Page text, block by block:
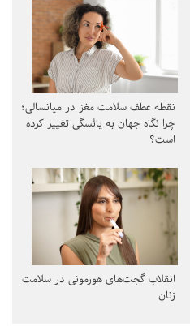
نقطه عطف سلامت مغز در میانسالی؛
چرا نگاه جهان به یائسگی تغییر کرده
است؟
انقلاب گجت‌های هورمونی در سلامت
زنان